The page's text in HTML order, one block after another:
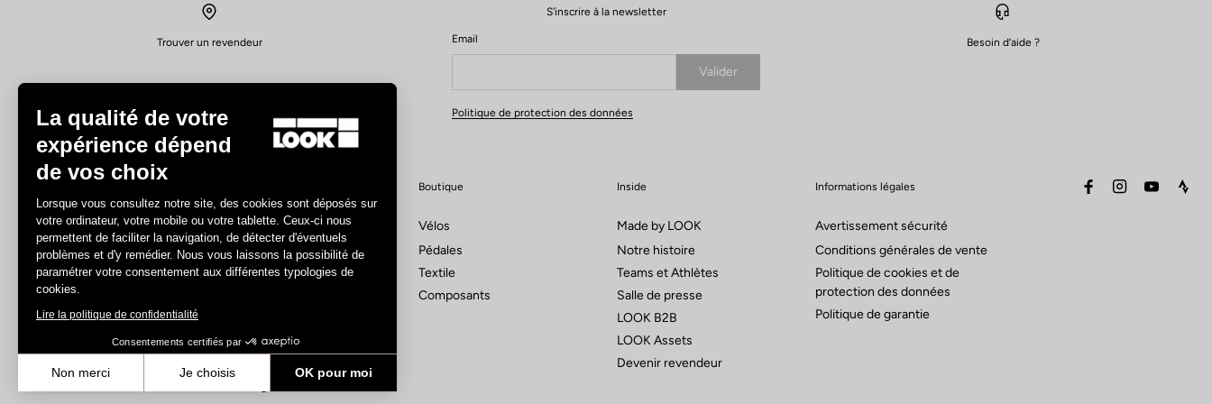
Trouver un revendeur
S'inscrire à la newsletter
Email
Valider
Votre e-mail a bien été enregistré
Politique de protection des données
Besoin d’aide ?
Route
Piste
Triathlon
VTT
Boutique
Vélos
Pédales
Textile
Composants
Inside
Made by LOOK
Notre histoire
Teams et Athlètes
Salle de presse
LOOK B2B
LOOK Assets
Devenir revendeur
Informations légales
Avertissement sécurité
Conditions générales de vente
Politique de cookies et de
protection des données
Politique de garantie
facebookinstagramyoutube
La qualité de votre
expérience dépend
de vos choix
Lorsque vous consultez notre site, des cookies sont déposés sur
votre ordinateur, votre mobile ou votre tablette. Ceux-ci nous
permettent de faciliter la navigation, de détecter d'éventuels
problèmes et d'y remédier. Nous vous laissons la possibilité de
paramétrer votre consentement aux différentes typologies de
cookies.
Lire la politique de confidentialité
Consentements certifiés par
Non merci Je choisis
OK pour moi